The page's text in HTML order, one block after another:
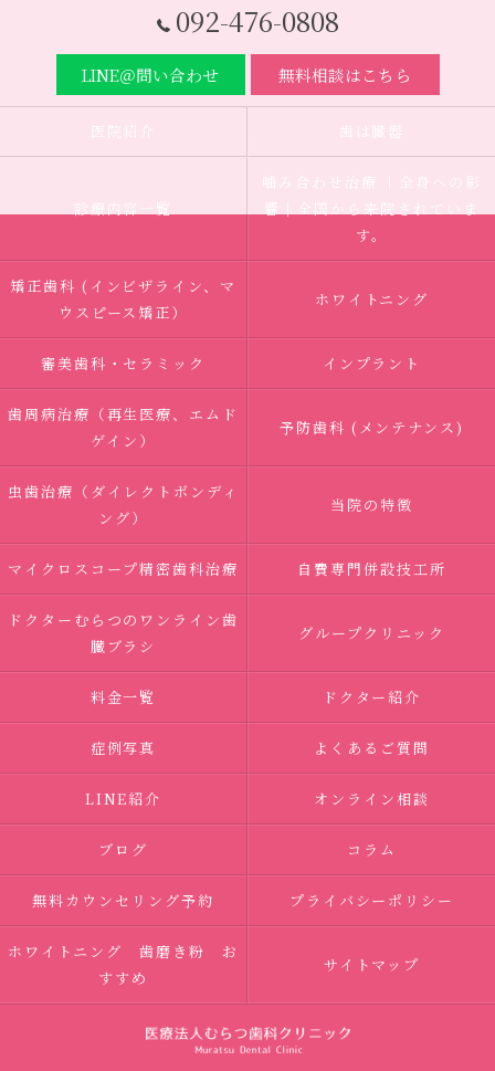
092-476-0808
LINE＠問い合わせ 無料相談はこちら
医院紹介 歯は臓器
診療内容一覧
噛み合わせ治療 ｜全身への影
響｜全国から来院されていま
す。
矯正歯科 (インビザライン、マ
ウスピース矯正）
ホワイトニング
審美歯科・セラミック インプラント
歯周病治療（再生医療、エムド
ゲイン）
予防歯科 (メンテナンス)
虫歯治療（ダイレクトボンディ
ング）
当院の特徴
マイクロスコープ精密歯科治療 自費専門併設技工所
ドクターむらつのワンライン歯
臓ブラシ
グループクリニック
料金一覧 ドクター紹介
症例写真 よくあるご質問
LINE紹介 オンライン相談
ブログ コラム
無料カウンセリング予約 プライバシーポリシー
ホワイトニング 歯磨き粉 お
すすめ
サイトマップ